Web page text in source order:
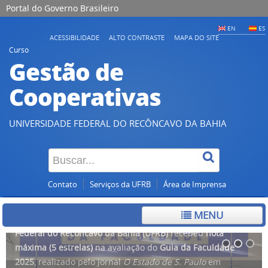
Portal do Governo Brasileiro
EN ES
ACESSIBILIDADE ALTO CONTRASTE
MAPA DO SITE
Curso
Gestão de
Cooperativas
UNIVERSIDADE FEDERAL DO RECÔNCAVO DA BAHIA
Contato Serviços da UFRB Área de Imprensa
MENU
Curso de Gestão de Cooperativas da Universidade
Federal do Recôncavo da Bahia (UFRB)recebeunota
máxima (5 estrelas)na avaliação doGuia da Faculdade
2025, realizado pelo jornalO Estado de S. Pauloem